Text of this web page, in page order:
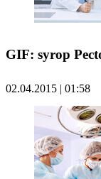
GIF: syrop
02.04.2015 | 01:58